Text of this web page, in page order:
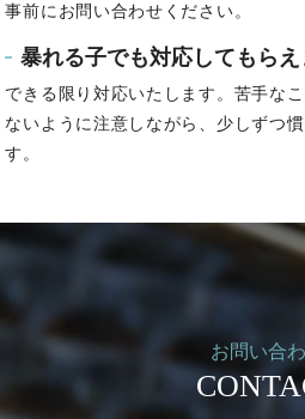
事前にお問い合わせください。
暴れる子でも対応してもらえ
できる限り対応いたします。 苦手な
ないように注意しながら、少しずつ
す。
お問い合